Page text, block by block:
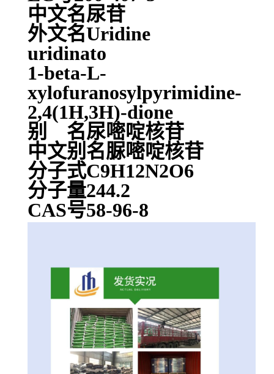
中文名尿苷
外文名Uridine
uridinato
1-beta-L-
xylofuranosylpyrimidine-
2,4(1H,3H)-dione
别 名尿嘧啶核苷
中文别名脲嘧啶核苷
分子式C9H12N2O6
分子量244.2
CAS号58-96-8